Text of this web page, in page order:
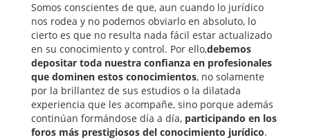
Somos conscientes de que, aun cuando lo jurídico
nos rodea y no podemos obviarlo en absoluto, lo
cierto es que no resulta nada fácil estar actualizado
en su conocimiento y control. Por ello,debemos
depositar toda nuestra confianza en profesionales
que dominen estos conocimientos, no solamente
por la brillantez de sus estudios o la dilatada
experiencia que les acompañe, sino porque además
continúan formándose día a día, participando en los
foros más prestigiosos del conocimiento jurídico.